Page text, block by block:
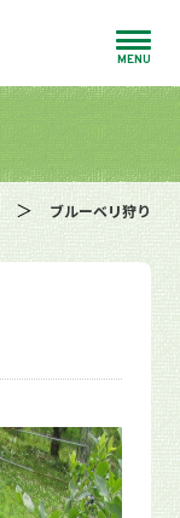
MENU
ブルーベリ狩り